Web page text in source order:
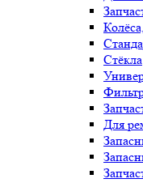
Стёкла
Для